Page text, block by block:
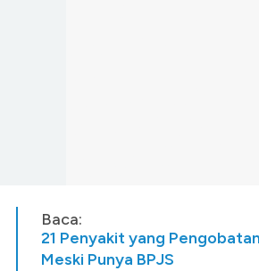
Baca:
21 Penyakit yang
Meski Punya BPJS